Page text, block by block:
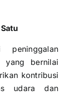
yang bernilai
kontribusi
udara dan